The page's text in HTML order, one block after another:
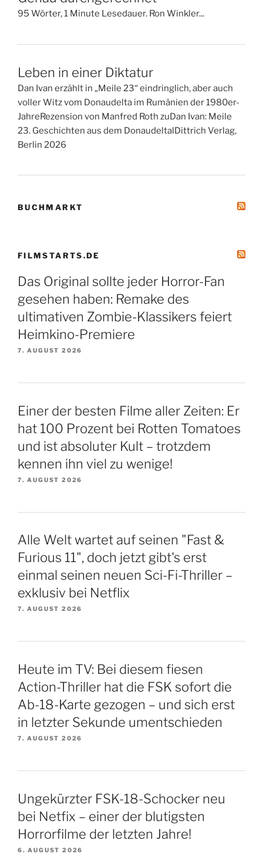
95 Wörter, 1 Minute Lesedauer. Ron Winkler...
Leben in einer Diktatur
Dan Ivan erzählt in „Meile 23“ eindringlich, aber auch
voller Witz vom Donaudelta im Rumänien der 1980er-
JahreRezension von Manfred Roth zuDan Ivan: Meile
23. Geschichten aus dem DonaudeltalDittrich Verlag,
Berlin 2026
BUCHMARKT
FILMSTARTS.DE
Das Original sollte jeder Horror-Fan
gesehen haben: Remake des
ultimativen Zombie-Klassikers feiert
Heimkino-Premiere
7. AUGUST 2026
Einer der besten Filme aller Zeiten: Er
hat 100 Prozent bei Rotten Tomatoes
und ist absoluter Kult – trotzdem
kennen ihn viel zu wenige!
7. AUGUST 2026
Alle Welt wartet auf seinen "Fast &
Furious 11", doch jetzt gibt's erst
einmal seinen neuen Sci-Fi-Thriller –
exklusiv bei Netflix
7. AUGUST 2026
Heute im TV: Bei diesem fiesen
Action-Thriller hat die FSK sofort die
Ab-18-Karte gezogen – und sich erst
in letzter Sekunde umentschieden
7. AUGUST 2026
Ungekürzter FSK-18-Schocker neu
bei Netfix – einer der blutigsten
Horrorfilme der letzten Jahre!
6. AUGUST 2026